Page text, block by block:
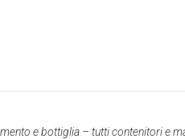
e bottiglia – tutti contenitori e